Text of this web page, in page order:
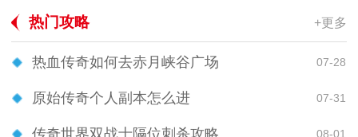
热门攻略 +更多
热血传奇如何去赤月峡谷广场 07-28
原始传奇个人副本怎么进 07-31
08-01